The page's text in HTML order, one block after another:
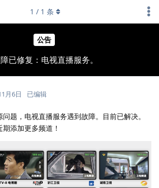
公告
已修复：电视直播服务。
1 / 1 条
月6日 已编辑
题，电视直播服务遇到故障。目前已解决。
添加更多频道！